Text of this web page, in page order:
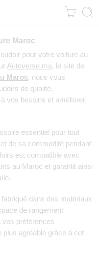
Maroc
pour votre voiture au
Autoverse.ma, le site de
Maroc, nous vous
de qualité,
vos besoins et améliorer
essentiel pour tout
de sa commodité pendant
est compatible avec
au Maroc et garantit ainsi
fabriqué dans des matériaux
de rangement
vos préférences
plus agréable grâce à cet